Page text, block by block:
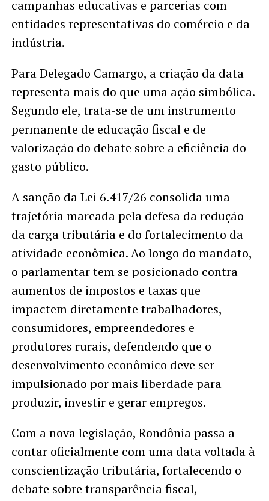
campanhas educativas e parcerias com
entidades representativas do comércio e da
indústria.
Para Delegado Camargo, a criação da data
representa mais do que uma ação simbólica.
Segundo ele, trata-se de um instrumento
permanente de educação fiscal e de
valorização do debate sobre a eficiência do
gasto público.
A sanção da Lei 6.417/26 consolida uma
trajetória marcada pela defesa da redução
da carga tributária e do fortalecimento da
atividade econômica. Ao longo do mandato,
o parlamentar tem se posicionado contra
aumentos de impostos e taxas que
impactem diretamente trabalhadores,
consumidores, empreendedores e
produtores rurais, defendendo que o
desenvolvimento econômico deve ser
impulsionado por mais liberdade para
produzir, investir e gerar empregos.
Com a nova legislação, Rondônia passa a
contar oficialmente com uma data voltada à
conscientização tributária, fortalecendo o
debate sobre transparência fiscal,